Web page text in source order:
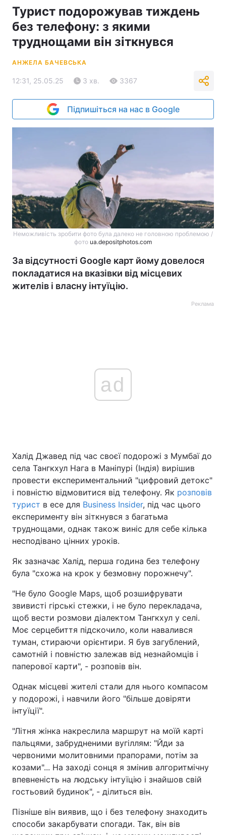
Турист подорожував тиждень
без телефону: з якими
труднощами він зіткнувся
АНЖЕЛА БАЧЕВСЬКА
12:31, 25.05.25 3 хв. 3367
Підпишіться на нас в Google
Неможливість зробити фото була далеко не головною проблемою /
фото ua.depositphotos.com
За відсутності Google карт йому довелося
покладатися на вказівки від місцевих
жителів і власну інтуїцію.
Реклама
ad
Халід Джавед під час своєї подорожі з Мумбаї до
села Тангкхул Нага в Маніпурі (Індія) вирішив
провести експериментальний "цифровий детокс"
і повністю відмовитися від телефону. Як розповів
турист в есе для Business Insider, під час цього
експерименту він зіткнувся з багатьма
труднощами, однак також виніс для себе кілька
несподівано цінних уроків.
Як зазначає Халід, перша година без телефону
була "схожа на крок у безмовну порожнечу".
"Не було Google Maps, щоб розшифрувати
звивисті гірські стежки, і не було перекладача,
щоб вести розмови діалектом Тангкхул у селі.
Моє серцебиття підскочило, коли навалився
туман, стираючи орієнтири. Я був загублений,
самотній і повністю залежав від незнайомців і
паперової карти", - розповів він.
Однак місцеві жителі стали для нього компасом
у подорожі, і навчили його "більше довіряти
інтуїції".
"Літня жінка накреслила маршрут на моїй карті
пальцями, забрудненими вугіллям: "Йди за
червоними молитовними прапорами, потім за
козами"... На заході сонця я змінив алгоритмічну
впевненість на людську інтуїцію і знайшов свій
гостьовий будинок", - ділиться він.
Пізніше він виявив, що і без телефону знаходить
способи закарбувати спогади. Так, він вів